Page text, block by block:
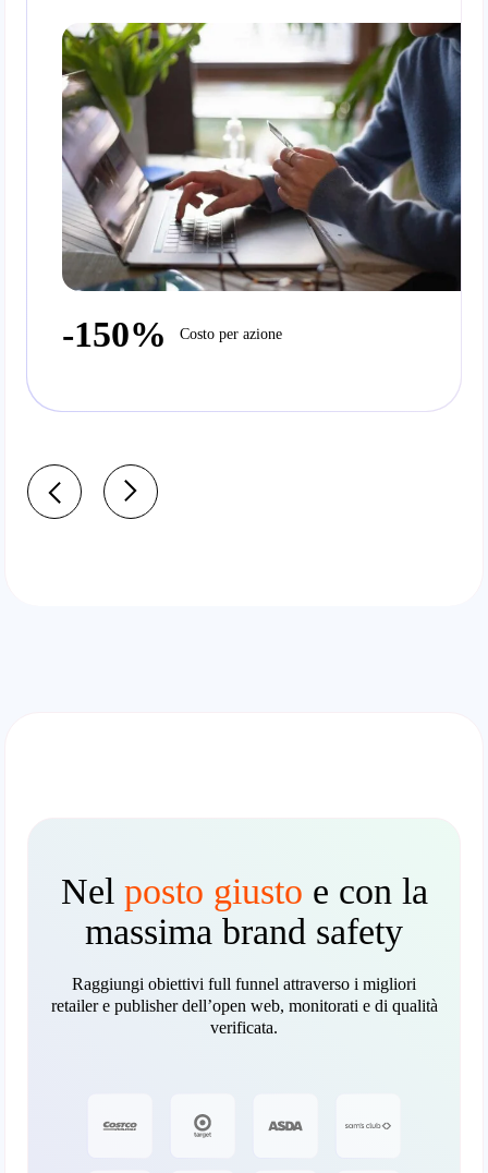
-150% Costo per azione
Nel posto giusto e con la
massima brand safety
Raggiungi obiettivi full funnel attraverso i migliori
retailer e publisher dell’open web, monitorati e di qualità
verificata.